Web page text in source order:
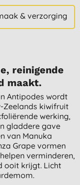
& verzorging
reinigende
maakt.
Antipodes wordt
Zeelands kiwifruit
werking,
gladdere gave
van Manuka
Grape vormen
verminderen,
ooit krijgt. Licht